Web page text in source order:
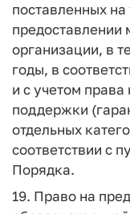
поставленных
предоставлении
организации, в
годы, в
и с учетом
поддержки
отдельных
соответствии с
Порядка.
19. Право на